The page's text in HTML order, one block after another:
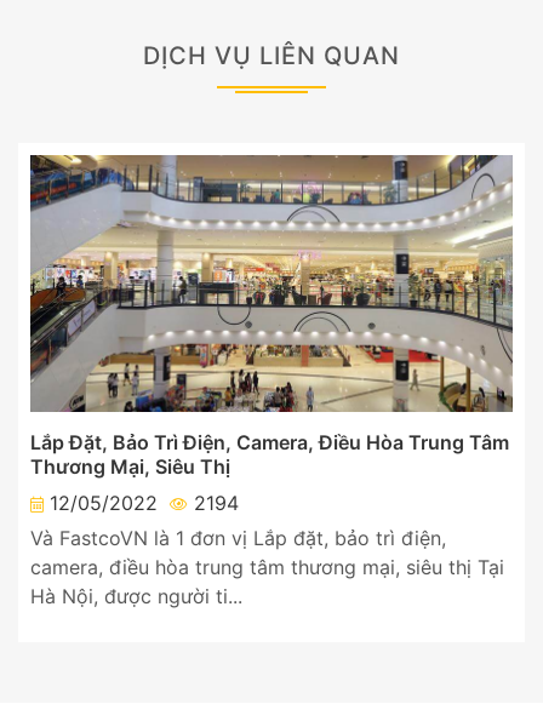
DỊCH VỤ LIÊN QUAN
Lắp Đặt, Bảo Trì Điện, Camera, Điều Hòa Trung Tâm
Thương Mại, Siêu Thị
12/05/2022
2194
Và FastcoVN là 1 đơn vị Lắp đặt, bảo trì điện,
camera, điều hòa trung tâm thương mại, siêu thị Tại
Hà Nội, được người ti...